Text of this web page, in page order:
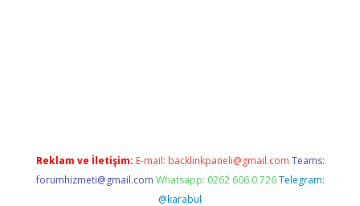
Reklam ve İletişim: E-mail: backlinkpaneli@gmail.com Teams:
forumhizmeti@gmail.com Whatsapp: 0262 606 0 726 Telegram:
@karabul